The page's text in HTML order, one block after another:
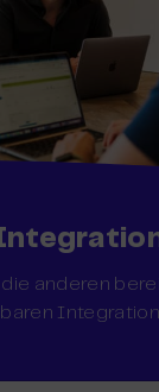
anderen